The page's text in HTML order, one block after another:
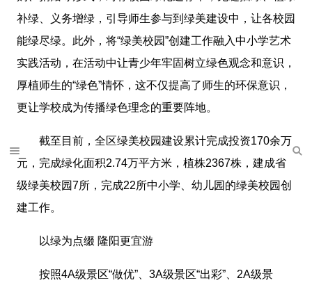
补绿、义务增绿，引导师生参与到绿美建设中，让各校园
能绿尽绿。此外，将“绿美校园”创建工作融入中小学艺术
实践活动，在活动中让青少年牢固树立绿色观念和意识，
厚植师生的“绿色”情怀，这不仅提高了师生的环保意识，
更让学校成为传播绿色理念的重要阵地。
截至目前，全区绿美校园建设累计完成投资170余万
元，完成绿化面积2.74万平方米，植株2367株，建成省
级绿美校园7所，完成22所中小学、幼儿园的绿美校园创
建工作。
以绿为点缀 隆阳更宜游
按照4A级景区“做优”、3A级景区“出彩”、2A级景